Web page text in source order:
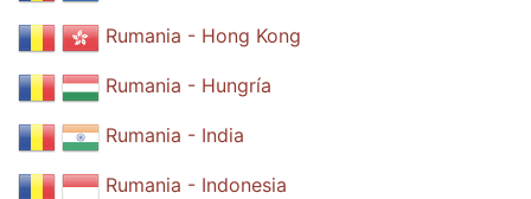
Rumania - Hong Kong
Rumania - Hungría
Rumania - India
Rumania - Indonesia